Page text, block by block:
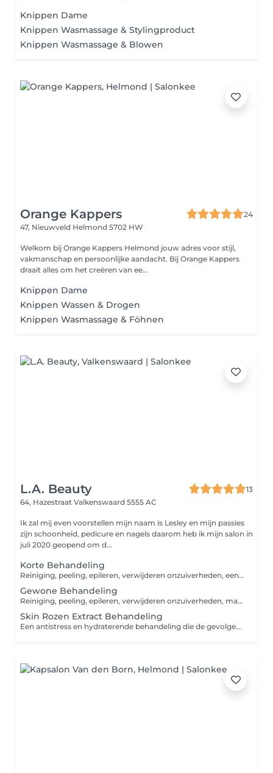
Knippen Dame
Knippen Wasmassage & Stylingproduct
Knippen Wasmassage & Blowen
Orange Kappers
24
47, Nieuwveld Helmond 5702 HW
Welkom bij Orange Kappers Helmond jouw adres voor stijl,
vakmanschap en persoonlijke aandacht. Bij Orange Kappers
draait alles om het creëren van ee...
Knippen Dame
Knippen Wassen & Drogen
Knippen Wasmassage & Föhnen
L.A. Beauty
13
64, Hazestraat Valkenswaard 5555 AC
Ik zal mij even voorstellen mijn naam is Lesley en mijn passies
zijn schoonheid, pedicure en nagels daarom heb ik mijn salon in
juli 2020 geopend om d...
Korte Behandeling
Reiniging, peeling, epileren, verwijderen onzuiverheden, een crème masker en een dagcrème. Je kunt kiezen uit hydraterend, anti-aging of zuiverend.
Gewone Behandeling
Reiniging, peeling, epileren, verwijderen onzuiverheden, massage, een crème masker en een dagcrème. Je kunt kiezen uit hydraterend, anti-aging of zuiverend.
Skin Rozen Extract Behandeling
Een antistress en hydraterende behandeling die de gevolgen van emotionele stress neutraliseert, de huid hydrateert, verzacht en brengt comfort aan de gestresseerde huid.